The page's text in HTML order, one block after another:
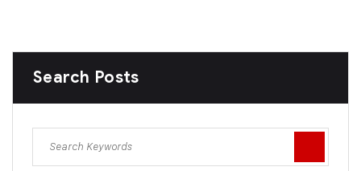
Search Posts